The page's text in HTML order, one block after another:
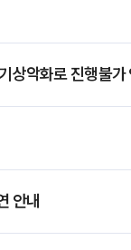
상악화로 진행불가
안내